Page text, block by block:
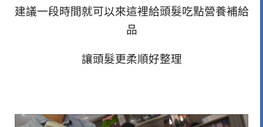
建議一段時間就可以來這裡給頭髮吃點營養補給
品
讓頭髮更柔順好整理